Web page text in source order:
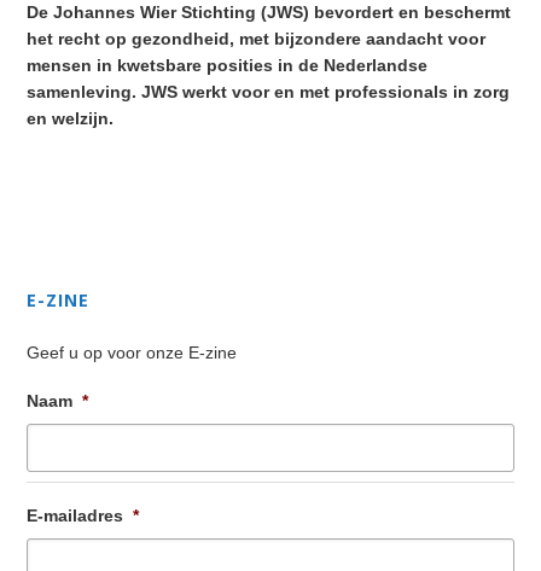
De Johannes Wier Stichting (JWS) bevordert en beschermt
het recht op gezondheid, met bijzondere aandacht voor
mensen in kwetsbare posities in de Nederlandse
samenleving. JWS werkt voor en met professionals in zorg
en welzijn.
E-ZINE
Geef u op voor onze E-zine
Naam *
E-mailadres *